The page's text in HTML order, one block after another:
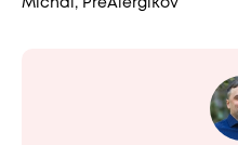
Michal, PreAlergikov